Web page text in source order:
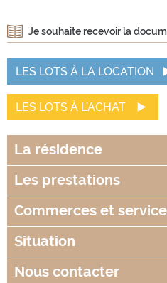
Je souhaite recevoir la
LES LOTS À LA LOCATION
LES LOTS À L'ACHAT
La résidence
Les prestations
Commerces et
Situation
Nous contacter